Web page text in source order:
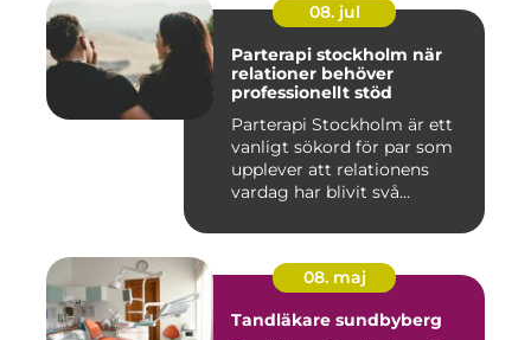
08. jul
Parterapi stockholm när
relationer behöver
professionellt stöd
Parterapi Stockholm är ett
vanligt sökord för par som
upplever att relationens
vardag har blivit svå...
08. maj
Tandläkare sundbyberg